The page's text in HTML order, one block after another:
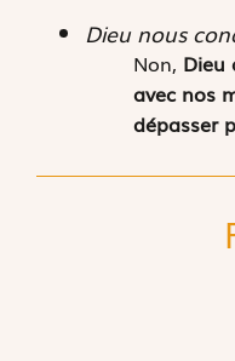
Dieu nous
Non, Dieu
avec nos
dépasser